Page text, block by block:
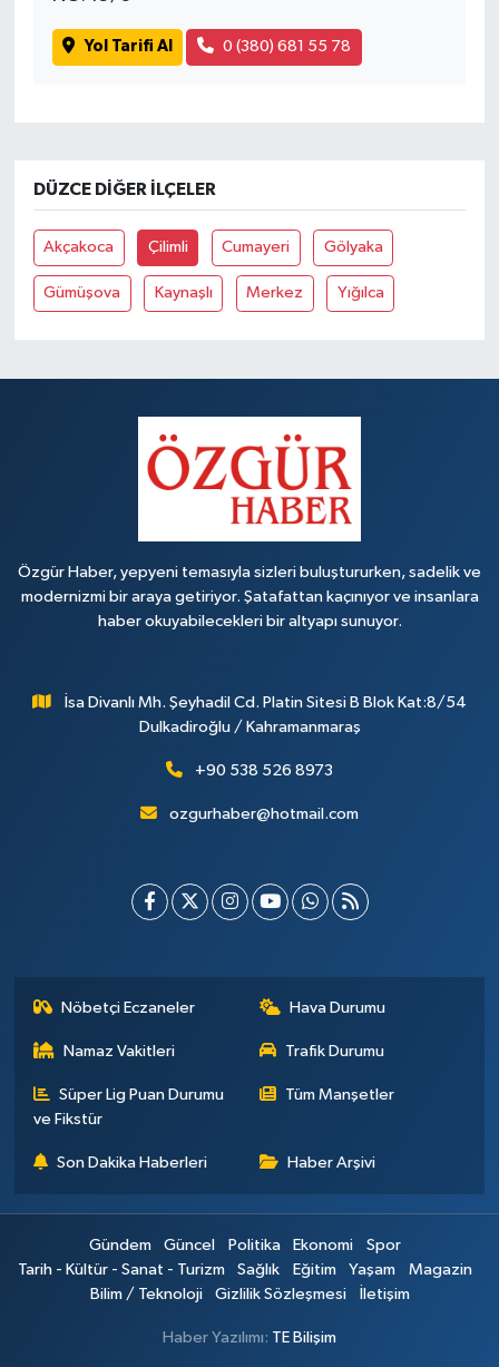
Yol Tarifi Al 0 (380) 681 55 78
DÜZCE DIĞER İLÇELER
Akçakoca Çilimli Cumayeri Gölyaka
Gümüşova Kaynaşlı Merkez Yığılca
Özgür Haber, yepyeni temasıyla sizleri buluştururken, sadelik ve
modernizmi bir araya getiriyor. Şatafattan kaçınıyor ve insanlara
haber okuyabilecekleri bir altyapı sunuyor.
İsa Divanlı Mh. Şeyhadil Cd. Platin Sitesi B Blok Kat:8/54
Dulkadiroğlu / Kahramanmaraş
+90 538 526 8973
ozgurhaber@hotmail.com
Nöbetçi Eczaneler Hava Durumu
Namaz Vakitleri Trafik Durumu
Süper Lig Puan Durumu
ve Fikstür
Tüm Manşetler
Son Dakika Haberleri Haber Arşivi
Gündem Güncel Politika Ekonomi
Spor
Tarih - Kültür - Sanat - Turizm
Sağlık Eğitim Yaşam
Magazin
Bilim / Teknoloji
Gizlilik Sözleşmesi İletişim
Haber Yazılımı: TE Bilişim